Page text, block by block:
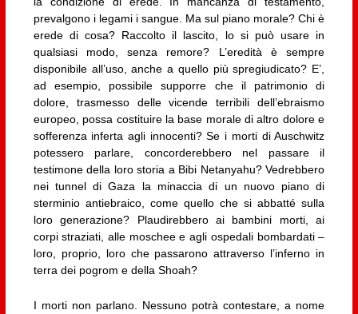
prevalgono i legami i sangue. Ma sul piano morale? Chi è
erede di cosa? Raccolto il lascito, lo si può usare in
qualsiasi modo, senza remore? L’eredità è sempre
disponibile all’uso, anche a quello più spregiudicato? E’,
ad esempio, possibile supporre che il patrimonio di
dolore, trasmesso delle vicende terribili dell’ebraismo
europeo, possa costituire la base morale di altro dolore e
sofferenza inferta agli innocenti? Se i morti di Auschwitz
potessero parlare, concorderebbero nel passare il
testimone della loro storia a Bibi Netanyahu? Vedrebbero
nei tunnel di Gaza la minaccia di un nuovo piano di
sterminio antiebraico, come quello che si abbatté sulla
loro generazione? Plaudirebbero ai bambini morti, ai
corpi straziati, alle moschee e agli ospedali bombardati –
loro, proprio, loro che passarono attraverso l’inferno in
terra dei pogrom e della Shoah?
I morti non parlano. Nessuno potrà contestare, a nome